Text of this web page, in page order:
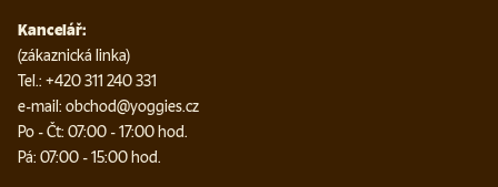
Kancelář:
(zákaznická linka)
Tel.: +420 311 240 331
e-mail: obchod@yoggies.cz
Po - Čt: 07:00 - 17:00 hod.
Pá: 07:00 - 15:00 hod.